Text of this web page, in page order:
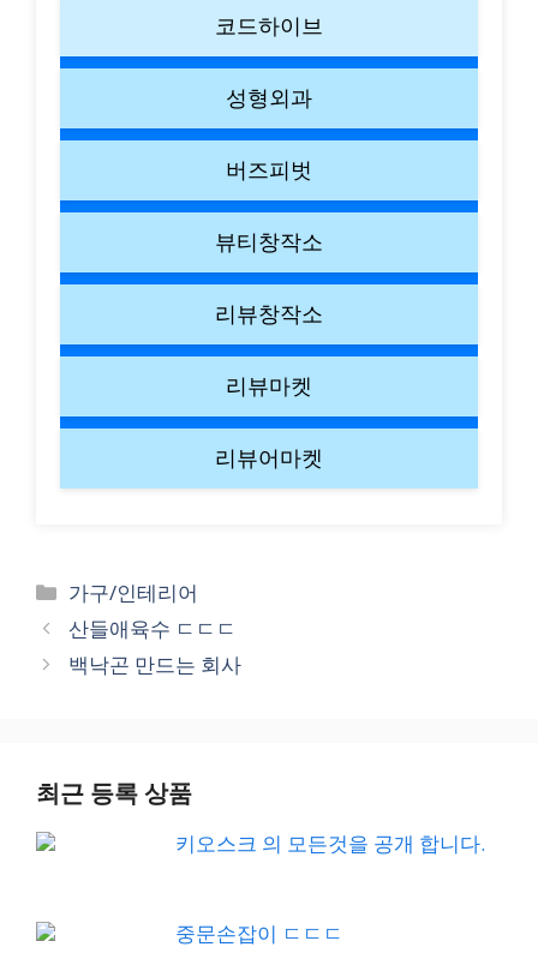
코드하이브
성형외과
버즈피벗
뷰티창작소
리뷰창작소
리뷰마켓
리뷰어마켓
Categories
가구/인테리어
산들애육수 ㄷㄷㄷ
백낙곤 만드는 회사
최근 등록 상품
키오스크 의 모든것을 공개 합니다.
중문손잡이 ㄷㄷㄷ